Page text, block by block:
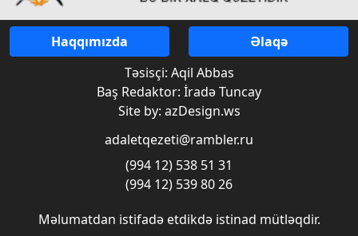
Haqqımızda
Əlaqə
Təsisçi: Aqil Abbas
Baş Redaktor: İradə Tuncay
Site by: azDesign.ws
adaletqezeti@rambler.ru
(994 12) 538 51 31
(994 12) 539 80 26
Məlumatdan istifadə etdikdə istinad mütləqdir.